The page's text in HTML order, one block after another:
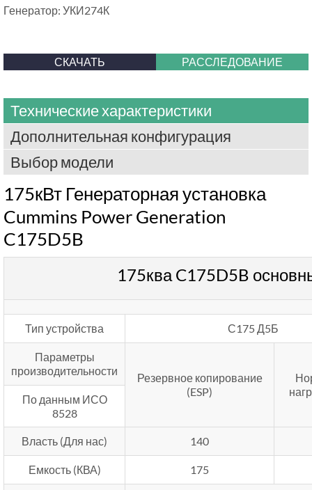
Генератор: УКИ274К
СКАЧАТЬ РАССЛЕДОВАНИЕ
Технические характеристики
Дополнительная конфигурация
Выбор модели
175кВт Генераторная установка
Cummins Power Generation
C175D5B
175ква C175D5B
Тип устройства С175 Д5Б
Параметры
производительности
Резервное копирование
(ESP)
По данным ИСО
8528
Власть (Для нас) 140
Емкость (КВА) 175